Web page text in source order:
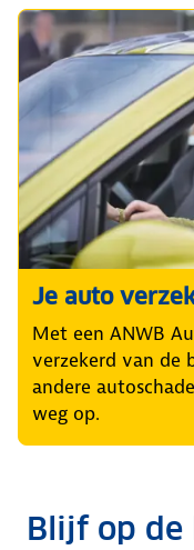
Je auto
Met een ANWB
verzekerd van de
andere
weg op.
Blijf op de